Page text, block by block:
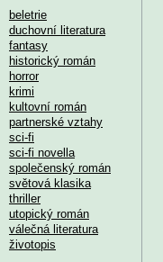
beletrie
duchovní literatura
fantasy
historický román
horror
krimi
kultovní román
partnerské vztahy
sci-fi
sci-fi novella
společenský román
světová klasika
thriller
utopický román
válečná literatura
životopis